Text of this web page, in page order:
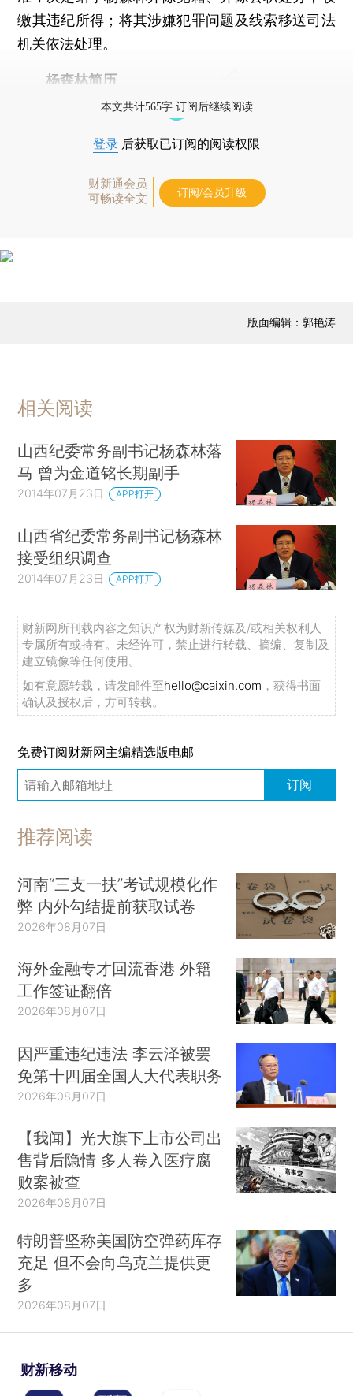
缴其违纪所得；将其涉嫌犯罪问题及线索移送司法
机关依法处理。
杨森林简历
本文共计565字 订阅后继续阅读
登录 后获取已订阅的阅读权限
财新通会员
可畅读全文
订阅/会员升级
版面编辑：郭艳涛
相关阅读
山西纪委常务副书记杨森林落
马 曾为金道铭长期副手
2014年07月23日 APP打开
山西省纪委常务副书记杨森林
接受组织调查
2014年07月23日 APP打开
财新网所刊载内容之知识产权为财新传媒及/或相关权利人
专属所有或持有。未经许可，禁止进行转载、摘编、复制及
建立镜像等任何使用。
如有意愿转载，请发邮件至hello@caixin.com ，获得书面
确认及授权后，方可转载。
免费订阅财新网主编精选版电邮
订阅
推荐阅读
河南“三支一扶”考试规模化作
弊 内外勾结提前获取试卷
2026年08月07日
海外金融专才回流香港 外籍
工作签证翻倍
2026年08月07日
因严重违纪违法 李云泽被罢
免第十四届全国人大代表职务
2026年08月07日
【我闻】光大旗下上市公司出
售背后隐情 多人卷入医疗腐
败案被查
2026年08月07日
特朗普坚称美国防空弹药库存
充足 但不会向乌克兰提供更
多
2026年08月07日
财新移动